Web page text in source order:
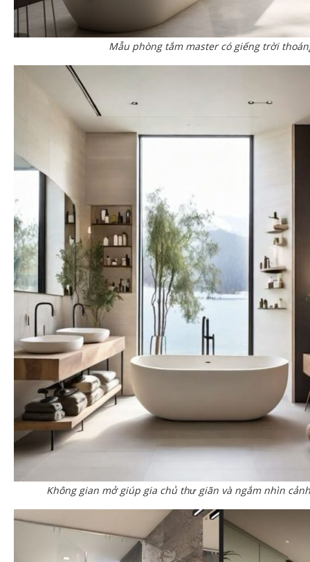
Mẫu phòng tắm master có giếng trời
Không gian mở giúp gia chủ thư giãn và ngắm nhìn